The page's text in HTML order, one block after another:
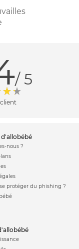
/ 5
client
d'allobébé
nous ?
protéger du phishing ?